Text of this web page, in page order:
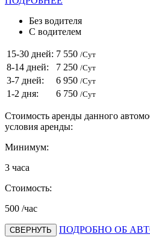
Без водителя
С водителем
15-30 дней: 7 550 /Сут
8-14 дней: 7 250 /Сут
3-7 дней: 6 950 /Сут
1-2 дня: 6 750 /Сут
Стоимость аренды данного
условия аренды:
Минимум:
3 часа
Стоимость:
500 /час
СВЕРНУТЬ
ПОДРОБНО ОБ